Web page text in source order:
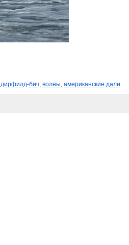
дирфилд-бич, волны, американские дали